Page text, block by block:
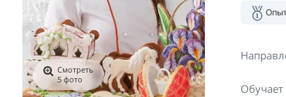
Смотреть
5 фото